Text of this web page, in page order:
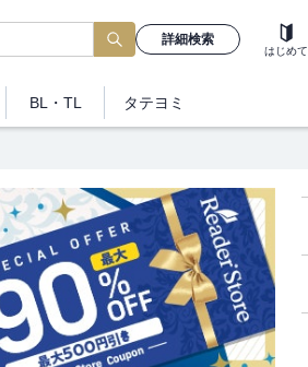
詳細検索
はじめて
BL・TL タテヨミ